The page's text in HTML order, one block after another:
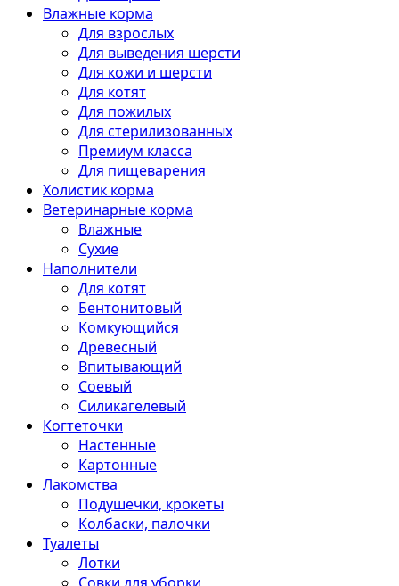
Влажные корма
Для взрослых
Для выведения шерсти
Для кожи и шерсти
Для котят
Для пожилых
Для стерилизованных
Премиум класса
Для пищеварения
Холистик корма
Ветеринарные корма
Влажные
Сухие
Наполнители
Для котят
Бентонитовый
Комкующийся
Древесный
Впитывающий
Соевый
Силикагелевый
Когтеточки
Настенные
Картонные
Лакомства
Подушечки, крокеты
Колбаски, палочки
Туалеты
Лотки